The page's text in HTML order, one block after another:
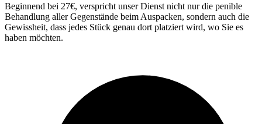
Beginnend bei 27€, verspricht unser Dienst nicht nur die penible
Behandlung aller Gegenstände beim Auspacken, sondern auch die
Gewissheit, dass jedes Stück genau dort platziert wird, wo Sie es
haben möchten.